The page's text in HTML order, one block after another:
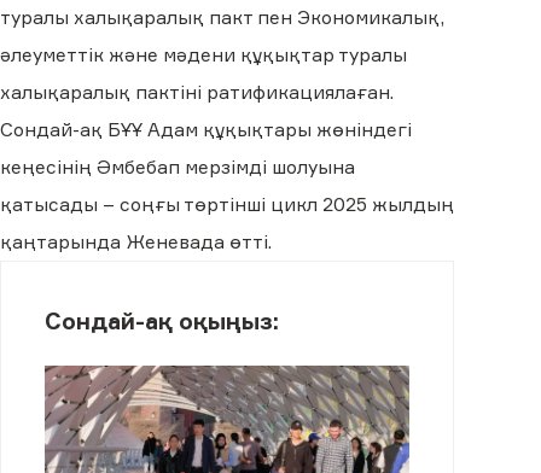
туралы халықаралық пакт пен Экономикалық,
әлеуметтік және мәдени құқықтар туралы
халықаралық пактіні ратификациялаған.
Сондай-ақ БҰҰ Адам құқықтары жөніндегі
кеңесінің Әмбебап мерзімді шолуына
қатысады – соңғы төртінші цикл 2025 жылдың
қаңтарында Женевада өтті.
Сондай-ақ оқыңыз: